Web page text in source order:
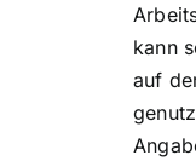
kann
auf